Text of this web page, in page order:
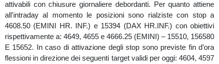
attivabili con chiusure giornaliere debordanti. Per quanto attiene
all'intraday al momento le posizioni sono rialziste con stop a
4608.50 (EMINI HR. INF.) e 15394 (DAX HR.INF.) con obiettivi
rispettivamente a: 4649, 4655 e 4666.25 (EMINI) – 15510, 156580
E 15652. In caso di attivazione degli stop sono previste fin d’ora
flessioni in direzione dei seguenti target validi per oggi: 4604, 4597